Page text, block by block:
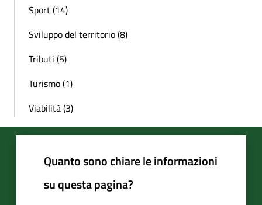
Sport (14)
Sviluppo del territorio (8)
Tributi (5)
Turismo (1)
Viabilità (3)
Quanto sono chiare le informazioni
su questa pagina?